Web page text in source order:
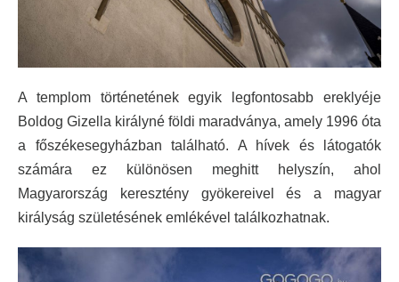
A templom történetének egyik legfontosabb ereklyéje
Boldog Gizella királyné földi maradványa, amely 1996 óta
a főszékesegyházban található. A hívek és látogatók
számára ez különösen meghitt helyszín, ahol
Magyarország keresztény gyökereivel és a magyar
királyság születésének emlékével találkozhatnak.